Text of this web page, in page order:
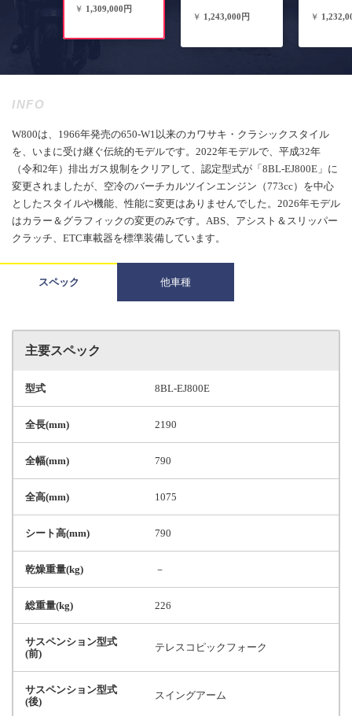
￥ 1,309,000円
￥ 1,243,000円 ￥
INFO
W800は、1966年発売の650-W1以来のカワサキ・クラシックスタイル
を、いまに受け継ぐ伝統的モデルです。2022年モデルで、平成32年
（令和2年）排出ガス規制をクリアして、認定型式が「8BL-EJ800E」に
変更されましたが、空冷のバーチカルツインエンジン（773cc）を中心
としたスタイルや機能、性能に変更はありませんでした。2026年モデル
はカラー＆グラフィックの変更のみです。ABS、アシスト＆スリッパー
クラッチ、ETC車載器を標準装備しています。
スペック 他車種
主要スペック
型式 8BL-EJ800E
全長(mm) 2190
全幅(mm) 790
全高(mm) 1075
シート高(mm) 790
乾燥重量(kg) －
総重量(kg) 226
サスペンション型式
(前)
テレスコピックフォーク
サスペンション型式
(後)
スイングアーム